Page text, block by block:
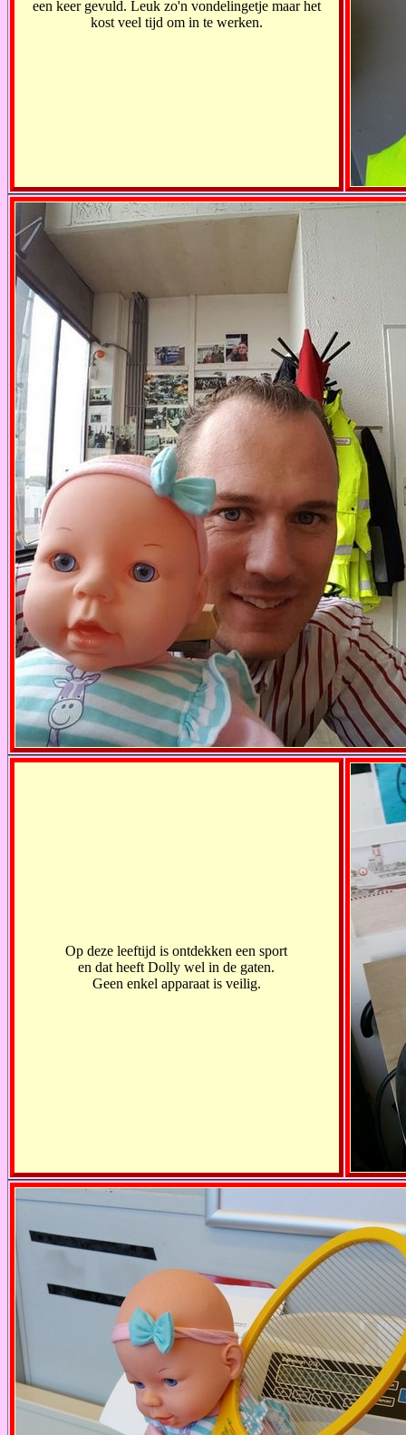
een keer gevuld. Leuk zo'n vondelingetje maar het
kost veel tijd om in te werken.
Op deze leeftijd is ontdekken een sport
en dat heeft Dolly wel in de gaten.
Geen enkel apparaat is veilig.